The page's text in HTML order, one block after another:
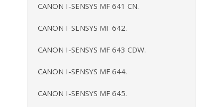
CANON I-SENSYS MF 641 CN.
CANON I-SENSYS MF 642.
CANON I-SENSYS MF 643 CDW.
CANON I-SENSYS MF 644.
CANON I-SENSYS MF 645.